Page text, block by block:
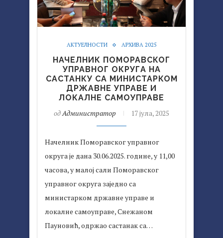
АКТУЕЛНОСТИ АРХИВА 2025
НАЧЕЛНИК ПОМОРАВСКОГ
УПРАВНОГ ОКРУГА НА
САСТАНКУ СА МИНИСТАРКОМ
ДРЖАВНЕ УПРАВЕ И
ЛОКАЛНЕ САМОУПРАВЕ
одАдминистратор 17 јула, 2025
Начелник Поморавског управног
округа је дана 30.06.2025. године, у 11,00
часова, у малој сали Поморавског
управног округа заједно са
министарком државне управе и
локалне самоуправе, Снежаном
Пауновић, одржао састанак са…